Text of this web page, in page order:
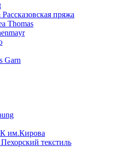
Рассказовская пряжа
Thomas
Garn
им.Кирова
Пехорский текстиль